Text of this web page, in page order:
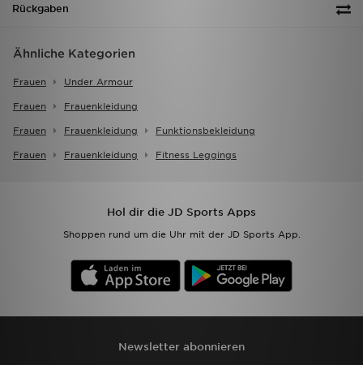
Rückgaben
Ähnliche Kategorien
Frauen Under Armour
Frauen Frauenkleidung
Frauen Frauenkleidung Funktionsbekleidung
Frauen Frauenkleidung Fitness Leggings
Hol dir die JD Sports Apps
Shoppen rund um die Uhr mit der JD Sports App.
Newsletter abonnieren